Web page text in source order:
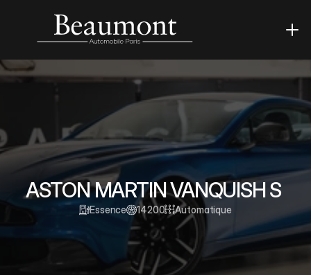
ASTON MARTIN VANQUISH S
Essence 14200 Automatique